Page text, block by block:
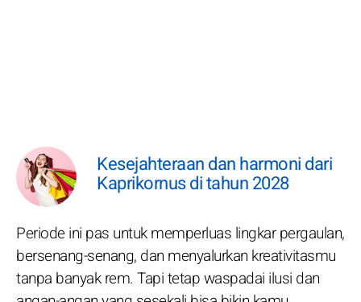
Kesejahteraan dan harmoni dari
Kaprikornus di tahun 2028
Periode ini pas untuk memperluas lingkar pergaulan,
bersenang-senang, dan menyalurkan kreativitasmu
tanpa banyak rem. Tapi tetap waspadai ilusi dan